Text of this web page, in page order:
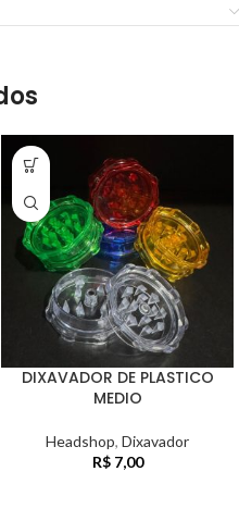
DIXAVADOR DE PLASTICO
MEDIO
Headshop, Dixavador
R$7,00